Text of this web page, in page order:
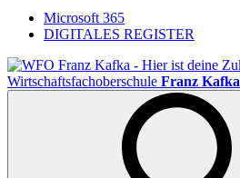
Microsoft 365
DIGITALES REGISTER
Wirtschaftsfachoberschule Franz Kafka